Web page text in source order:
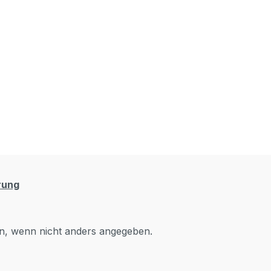
wenn nicht anders angegeben.